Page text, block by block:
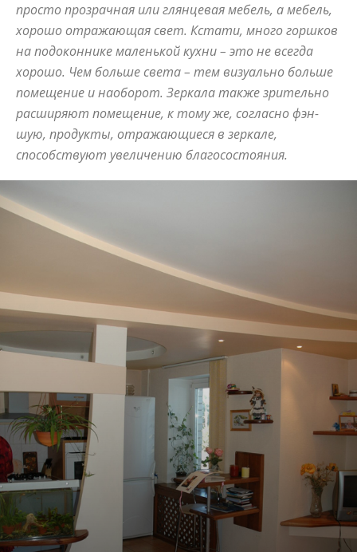
и
статьи
о
просто прозрачная или глянцевая мебель, а мебель,
хорошо отражающая свет. Кстати, много горшков
на подоконнике маленькой кухни – это не всегда
хорошо. Чем больше света – тем визуально больше
помещение и наоборот. Зеркала также зрительно
расширяют помещение, к тому же, согласно фэн-
шую, продукты, отражающиеся в зеркале,
способствуют увеличению благосостояния.